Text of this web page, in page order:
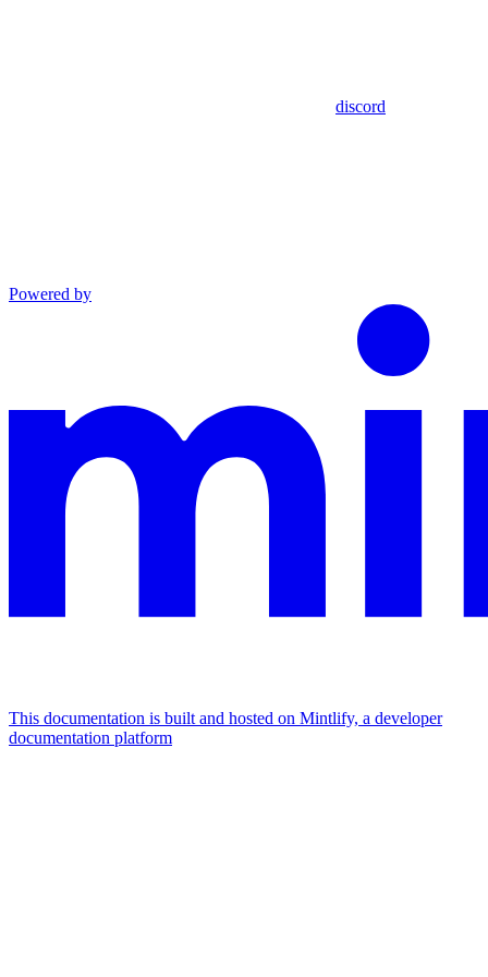
discord
Powered by
This documentation is built and hosted on Mintlify, a developer
documentation platform